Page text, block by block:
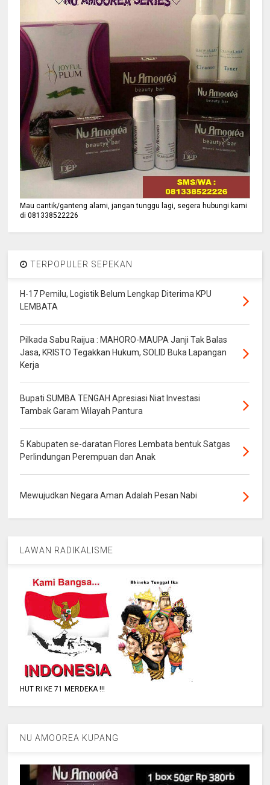
Mau cantik/ganteng alami, jangan tunggu lagi, segera hubungi kami
di 081338522226
TERPOPULER SEPEKAN
H-17 Pemilu, Logistik Belum Lengkap Diterima KPU
LEMBATA
Pilkada Sabu Raijua : MAHORO-MAUPA Janji Tak Balas
Jasa, KRISTO Tegakkan Hukum, SOLID Buka Lapangan
Kerja
Bupati SUMBA TENGAH Apresiasi Niat Investasi
Tambak Garam Wilayah Pantura
5 Kabupaten se-daratan Flores Lembata bentuk Satgas
Perlindungan Perempuan dan Anak
Mewujudkan Negara Aman Adalah Pesan Nabi
LAWAN RADIKALISME
HUT RI KE 71 MERDEKA !!!
NU AMOOREA KUPANG